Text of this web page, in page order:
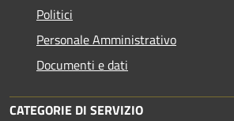
Politici
Personale Amministrativo
Documenti e dati
CATEGORIE DI SERVIZIO